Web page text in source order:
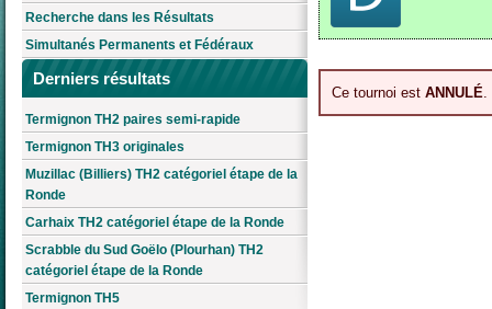
Recherche dans les Résultats
Simultanés Permanents et Fédéraux
Derniers résultats
Termignon TH2 paires semi-rapide
Termignon TH3 originales
Muzillac (Billiers) TH2 catégoriel étape de la
Ronde
Carhaix TH2 catégoriel étape de la Ronde
Scrabble du Sud Goëlo (Plourhan) TH2
catégoriel étape de la Ronde
Termignon TH5
Ce tournoi est ANNULÉ.